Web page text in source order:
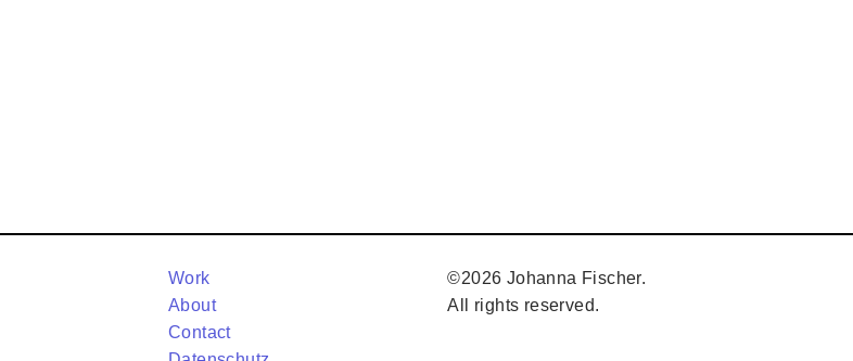
Work
About
Contact
©2026 Johanna Fischer.
All rights reserved.